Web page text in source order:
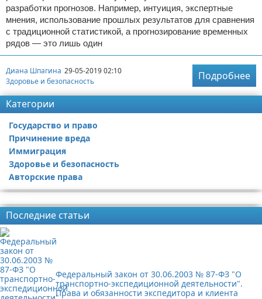
разработки прогнозов. Например, интуиция, экспертные
мнения, использование прошлых результатов для сравнения
с традиционной статистикой, а прогнозирование временных
рядов — это лишь один
Диана Шпагина 29-05-2019 02:10
Здоровье и безопасность
Подробнее
Категории
Государство и право
Причинение вреда
Иммиграция
Здоровье и безопасность
Авторские права
Последние статьи
Федеральный закон от 30.06.2003 № 87-ФЗ "О
транспортно-экспедиционной деятельности".
Права и обязанности экспедитора и клиента